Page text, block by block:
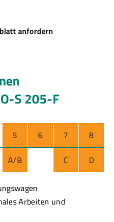
anfordern
S 205-F
5 6 7 8
A/B C D
Arbeiten und